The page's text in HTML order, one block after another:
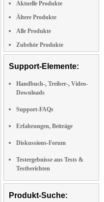
Aktuelle Produkte
Ältere Produkte
Alle Produkte
Zubehör Produkte
Support-Elemente:
Handbuch-, Treiber-, Video-
Downloads
Support-FAQs
Erfahrungen, Beiträge
Diskussions-Forum
Testergebnisse aus Tests &
Testberichten
Produkt-Suche: